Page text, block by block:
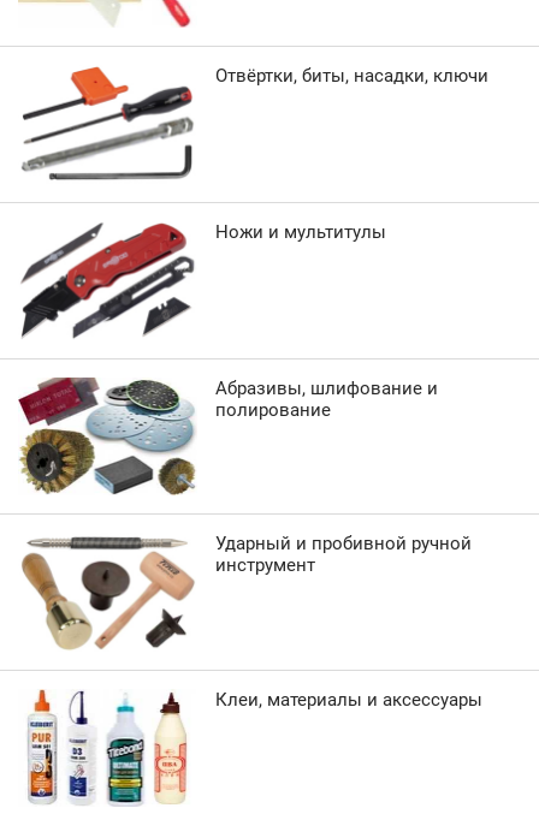
Отвёртки, биты, насадки, ключи
Ножи и мультитулы
Абразивы, шлифование и
полирование
Ударный и пробивной ручной
инструмент
Клеи, материалы и аксессуары